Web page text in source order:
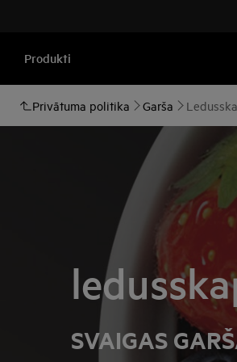
Produkti
Privātuma politika Garša
SVAIGAS